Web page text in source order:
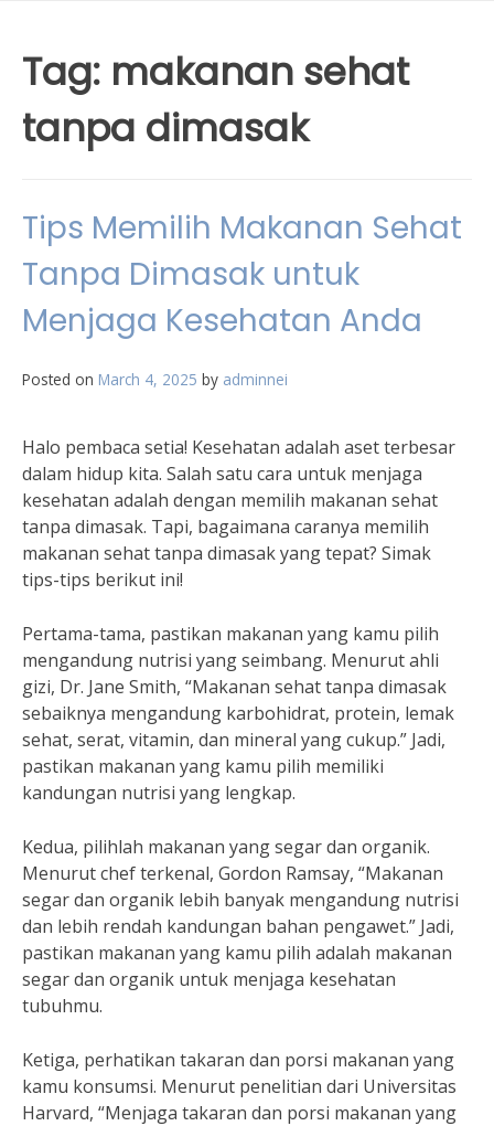
Tag: makanan sehat
tanpa dimasak
Tips Memilih Makanan Sehat
Tanpa Dimasak untuk
Menjaga Kesehatan Anda
Posted on March 4, 2025 by adminnei
Halo pembaca setia! Kesehatan adalah aset terbesar
dalam hidup kita. Salah satu cara untuk menjaga
kesehatan adalah dengan memilih makanan sehat
tanpa dimasak. Tapi, bagaimana caranya memilih
makanan sehat tanpa dimasak yang tepat? Simak
tips-tips berikut ini!
Pertama-tama, pastikan makanan yang kamu pilih
mengandung nutrisi yang seimbang. Menurut ahli
gizi, Dr. Jane Smith, “Makanan sehat tanpa dimasak
sebaiknya mengandung karbohidrat, protein, lemak
sehat, serat, vitamin, dan mineral yang cukup.” Jadi,
pastikan makanan yang kamu pilih memiliki
kandungan nutrisi yang lengkap.
Kedua, pilihlah makanan yang segar dan organik.
Menurut chef terkenal, Gordon Ramsay, “Makanan
segar dan organik lebih banyak mengandung nutrisi
dan lebih rendah kandungan bahan pengawet.” Jadi,
pastikan makanan yang kamu pilih adalah makanan
segar dan organik untuk menjaga kesehatan
tubuhmu.
Ketiga, perhatikan takaran dan porsi makanan yang
kamu konsumsi. Menurut penelitian dari Universitas
Harvard, “Menjaga takaran dan porsi makanan yang